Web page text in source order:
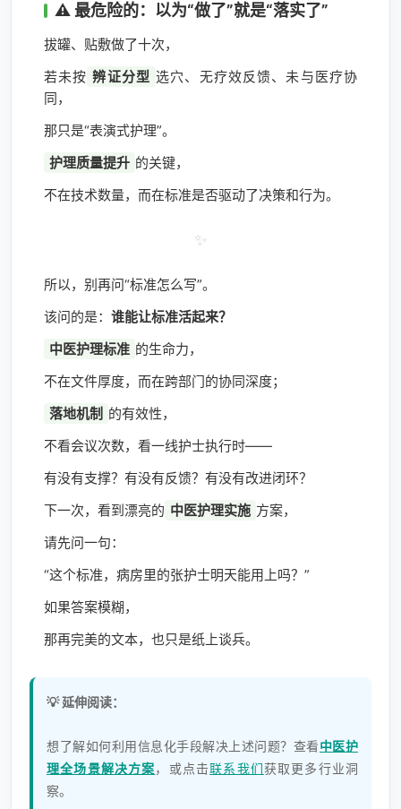
⚠️ 最危险的：以为“做了”就是“落实了”
拔罐、贴敷做了十次，
若未按 辨证分型 选穴、无疗效反馈、未与医疗协
同，
那只是“表演式护理”。
护理质量提升 的关键，
不在技术数量，而在标准是否驱动了决策和行为。
✨
所以，别再问“标准怎么写”。
该问的是： 谁能让标准活起来？
中医护理标准 的生命力，
不在文件厚度，而在跨部门的协同深度；
落地机制 的有效性，
不看会议次数，看一线护士执行时——
有没有支撑？有没有反馈？有没有改进闭环？
下一次，看到漂亮的 中医护理实施 方案，
请先问一句：
“这个标准，病房里的张护士明天能用上吗？”
如果答案模糊，
那再完美的文本，也只是纸上谈兵。
💡 延伸阅读：
想了解如何利用信息化手段解决上述问题？查看中医护
理全场景解决方案，或点击联系我们获取更多行业洞
察。